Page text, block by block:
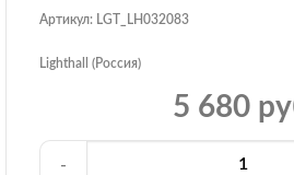
Артикул: LGT_LH032083
Lighthall (Россия)
5 680
-